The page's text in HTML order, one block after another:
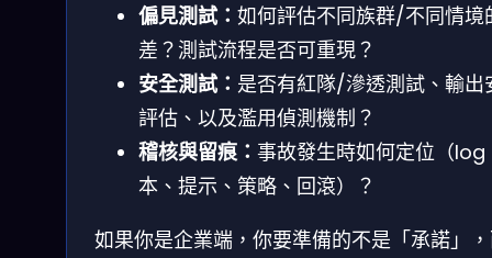
偏見測試： 如何評估不同族群/不同情境
差？測試流程是否可重現？
安全測試： 是否有紅隊/滲透測試、輸出
評估、以及濫用偵測機制？
稽核與留痕： 事故發生時如何定位（log
本、提示、策略、回滾）？
如果你是企業端，你要準備的不是「承諾」